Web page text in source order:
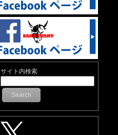
サイト内検索
Search